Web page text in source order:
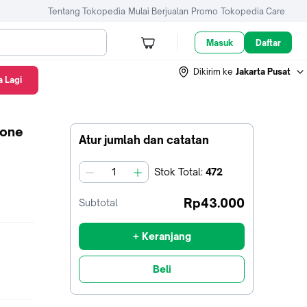
Tentang Tokopedia Mulai Berjualan Promo Tokopedia Care
Masuk Daftar
Dikirim ke Jakarta Pusat
Atur jumlah dan catatan
jumlah Stok Total: 472
Subtotal Rp43.000
+ Keranjang
Beli
Lagi